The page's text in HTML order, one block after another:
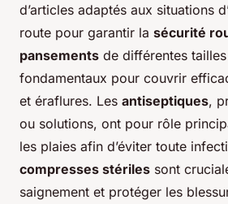
d’articles adaptés aux situations
route pour garantir la sécurité
pansements de différentes
fondamentaux pour couvrir
et éraflures. Les antiseptiques,
ou solutions, ont pour rôle
les plaies afin d’éviter toute
compresses stériles sont
saignement et protéger les